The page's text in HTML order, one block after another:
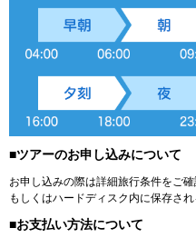
■ツアーのお申し込みについて
お申し込みの際は詳細旅行条件をご
もしくはハードディスク内に保存され
■お支払い方法について